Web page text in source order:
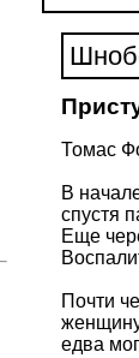
Томас
В
спустя
Еще
Почти
едва